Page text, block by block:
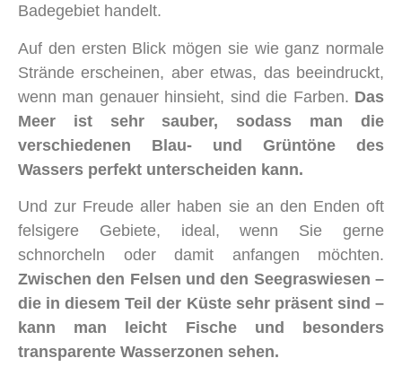
Badegebiet handelt.
Auf den ersten Blick mögen sie wie ganz normale
Strände erscheinen, aber etwas, das beeindruckt,
wenn man genauer hinsieht, sind die Farben. Das
Meer ist sehr sauber, sodass man die
verschiedenen Blau- und Grüntöne des
Wassers perfekt unterscheiden kann.
Und zur Freude aller haben sie an den Enden oft
felsigere Gebiete, ideal, wenn Sie gerne
schnorcheln oder damit anfangen möchten.
Zwischen den Felsen und den Seegraswiesen –
die in diesem Teil der Küste sehr präsent sind –
kann man leicht Fische und besonders
transparente Wasserzonen sehen.